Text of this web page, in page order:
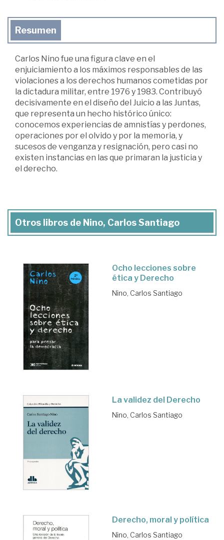
Resumen
Carlos Nino fue una figura clave en el
enjuiciamiento a los máximos responsables de las
violaciones a los derechos humanos cometidas por
la dictadura militar, entre 1976 y 1983. Contribuyó
decisivamente en el diseño del Juicio a las Juntas,
que representa un hecho histórico único:
conocemos experiencias de amnistías y perdones,
operaciones por el olvido y por la memoria, y
sucesos de venganza y resignación, pero casi no
existen instancias en las que primaran la justicia y
el derecho.
Otros libros de Nino, Carlos Santiago
Ocho lecciones sobre
ética y Derecho
Nino, Carlos Santiago
La validez del Derecho
Nino, Carlos Santiago
Derecho, moral y política
Nino, Carlos Santiago